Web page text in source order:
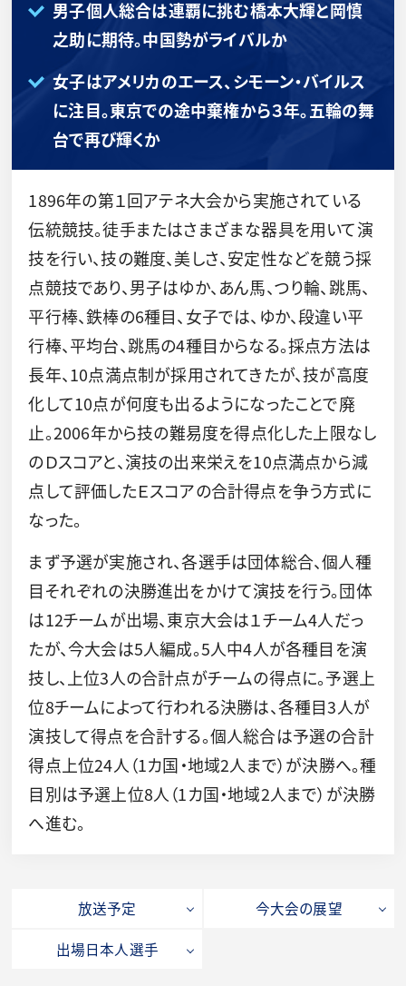
男子個人総合は連覇に挑む橋本大輝と岡慎
之助に期待。中国勢がライバルか
女子はアメリカのエース、シモーン・バイルス
に注目。東京での途中棄権から３年。五輪の舞
台で再び輝くか
1896年の第１回アテネ大会から実施されている
伝統競技。徒手またはさまざまな器具を用いて演
技を行い、技の難度、美しさ、安定性などを競う採
点競技であり、男子はゆか、あん馬、つり輪、跳馬、
平行棒、鉄棒の6種目、女子では、ゆか、段違い平
行棒、平均台、跳馬の4種目からなる。採点方法は
長年、10点満点制が採用されてきたが、技が高度
化して10点が何度も出るようになったことで廃
止。2006年から技の難易度を得点化した上限なし
のＤスコアと、演技の出来栄えを10点満点から減
点して評価したＥスコアの合計得点を争う方式に
なった。
まず予選が実施され、各選手は団体総合、個人種
目それぞれの決勝進出をかけて演技を行う。団体
は12チームが出場、東京大会は１チーム4人だっ
たが、今大会は5人編成。5人中4人が各種目を演
技し、上位3人の合計点がチームの得点に。予選上
位8チームによって行われる決勝は、各種目3人が
演技して得点を合計する。個人総合は予選の合計
得点上位24人（1カ国・地域2人まで）が決勝へ。種
目別は予選上位8人（1カ国・地域2人まで）が決勝
へ進む。
放送予定
今大会の展望
出場日本人選手